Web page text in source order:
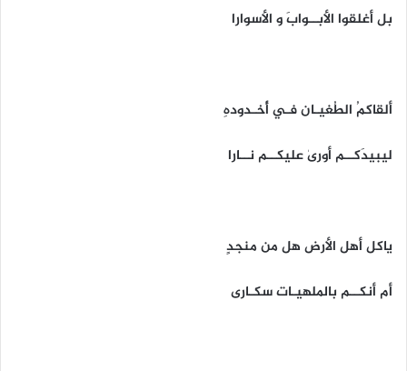
بل أغلقوا الأبــوابَ و الأسوارا
ألقاكمُ الطُغيـان فـي أُخـدودهِ
ليبيدَكــم أورىٰ عليكــم نــارا
ياكل أهل الأرض هل من منجدٍ
أم أنكــم بالملهيـات سكـارى